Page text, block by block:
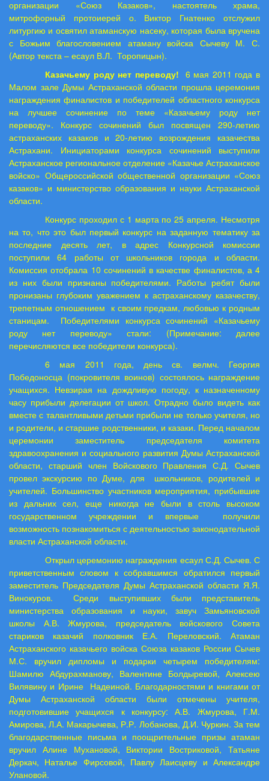
организации «Союз Казаков», настоятель храма,
митрофорный протоиерей о. Виктор Гнатенко отслужил
литургию и освятил атаманскую насеку, которая была вручена
с Божьим благословением атаману войска Сычеву М. С.
(Автор текста – есаул В.Л. Торопицын).
Казачьему роду нет переводу! 6 мая 2011 года в
Малом зале Думы Астраханской области прошла церемония
награждения финалистов и победителей областного конкурса
на лучшее сочинение по теме «Казачьему роду нет
переводу». Конкурс сочинений был посвящен 290-летию
астраханских казаков и 20-летию возрождения казачества
Астрахани. Инициаторами конкурса сочинений выступили
Астраханское региональное отделение «Казачье Астраханское
войско» Общероссийской общественной организации «Союз
казаков» и министерство образования и науки Астраханской
области.
Конкурс проходил с 1 марта по 25 апреля. Несмотря
на то, что это был первый конкурс на заданную тематику за
последние десять лет, в адрес Конкурсной комиссии
поступили 64 работы от школьников города и области.
Комиссия отобрала 10 сочинений в качестве финалистов, а 4
из них были признаны победителями. Работы ребят были
пронизаны глубоким уважением к астраханскому казачеству,
трепетным отношением к своим предкам, любовью к родным
станицам.
Победителями конкурса сочинений «Казачьему
роду нет переводу» стали: (Примечание: далее
перечисляются все победители конкурса).
6 мая 2011 года, день св. велмч. Георгия
Победоносца (покровителя воинов) состоялось награждение
учащихся. Невзирая на дождливую погоду, к назначенному
часу прибыли делегации от школ. Отрадно было видеть как
вместе с талантливыми детьми прибыли не только учителя, но
и родители, и старшие родственники, и казаки. Перед началом
церемонии заместитель председателя комитета
здравоохранения и социального развития Думы Астраханской
области, старший член Войскового Правления С.Д. Сычев
провел экскурсию по Думе, для
школьников, родителей и
учителей. Большинство участников мероприятия, прибывшие
из дальних сел, еще никогда не были в столь высоком
государственном учреждении и впервые
получили
возможность познакомиться с деятельностью законодательной
власти Астраханской области.
Открыл церемонию награждения есаул С.Д. Сычев. С
приветственным словом к собравшимся обратился первый
заместитель Председателя Думы Астраханской области Я.Я.
Винокуров.
Среди выступивших были представитель
министерства образования и науки, завуч Замьяновской
школы А.В. Жмурова, председатель войскового Совета
стариков казачий полковник Е.А. Переловский. Атаман
Астраханского казачьего войска Союза казаков России Сычев
М.С. вручил дипломы и подарки четырем победителям:
Шамилю Абдурахманову, Валентине Болдыревой, Алексею
Вилявину и Ирине
Надеиной. Благодарностями и книгами от
Думы Астраханской области были отмечены учителя,
подготовившие учащихся к конкурсу: А.В. Жмурова, Г.М.
Амирова, Л.А. Макарычева, Р.Р. Лобанова, Д.И. Чуркин. За тем
благодарственные письма и поощрительные призы атаман
вручил Алине Мухановой, Виктории Востриковой, Татьяне
Деркач, Наталье Фирсовой, Павлу Лаисцеву и Александре
Улановой.